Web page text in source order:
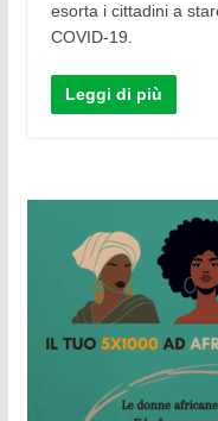
esorta i cittadini a
COVID-19.
Leggi di più